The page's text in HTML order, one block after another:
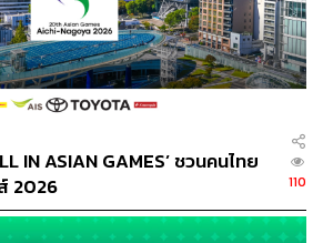
IN ASIAN GAMES’ ชวนคนไทย
2026
110